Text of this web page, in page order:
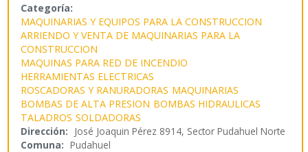
Categoría:
MAQUINARIAS Y EQUIPOS PARA LA CONSTRUCCION
ARRIENDO Y VENTA DE MAQUINARIAS PARA LA
CONSTRUCCION
MAQUINAS PARA RED DE INCENDIO
HERRAMIENTAS ELECTRICAS
ROSCADORAS Y RANURADORAS MAQUINARIAS
BOMBAS DE ALTA PRESION BOMBAS HIDRAULICAS
TALADROS SOLDADORAS
Dirección: José Joaquin Pérez 8914, Sector Pudahuel Norte
Comuna: Pudahuel